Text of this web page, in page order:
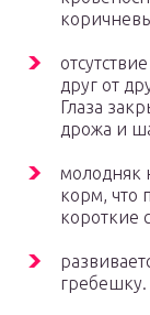
друг от
Глаза
дрожа и
молодняк
корм, что
короткие